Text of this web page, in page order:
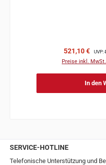
Verkaufspreis:
521,10 € UVP:
Preise inkl.
In den
SERVICE-HOTLINE
Telefonische Unterstützung und